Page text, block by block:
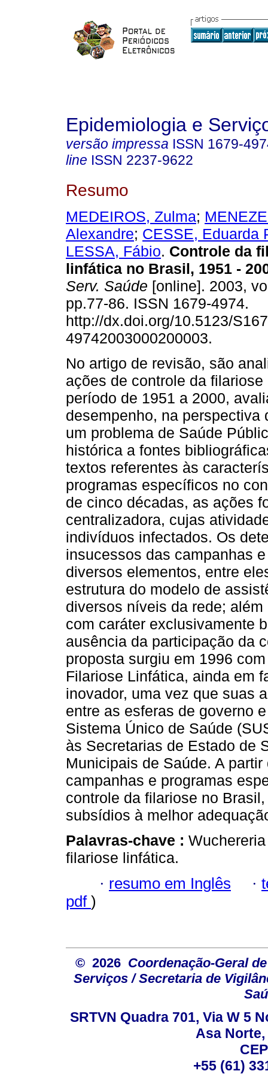
Epidemiologia e
versão impressa ISSN 1679-
line ISSN 2237-9622
Resumo
MEDEIROS, Zulma;
Alexandre; CESSE, Eduarda
LESSA, Fábio. Controle da
linfática no Brasil, 1951 -
Serv. Saúde [online]. 2003,
pp.77-86. ISSN 1679-4974.
http://dx.doi.org/10.5123/
49742003000200003.
No artigo de revisão, são
ações de controle da
período de 1951 a 2000,
desempenho, na
um problema de Saúde
histórica a fontes
textos referentes às
programas específicos no
de cinco décadas, as ações
centralizadora, cujas
indivíduos infectados. Os
insucessos das campanhas
diversos elementos, entre
estrutura do modelo de
diversos níveis da rede;
com caráter exclusivamente
ausência da participação da
proposta surgiu em 1996
Filariose Linfática, ainda em
inovador, uma vez que suas
entre as esferas de governo
Sistema Único de Saúde
às Secretarias de Estado de
Municipais de Saúde. A
campanhas e programas
controle da filariose no
subsídios à melhor
Palavras-chave :
filariose linfática.
· resumo em Inglês ·
pdf )
© 2026 Coordenação-Geral
Serviços / Secretaria de
SRTVN Quadra 701, Via W 5
Asa
+55 (61)